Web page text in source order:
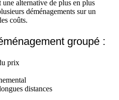
une alternative de plus en plus
déménagements sur un
coûts.
groupé :
prix
distances